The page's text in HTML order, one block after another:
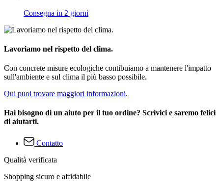
Consegna in 2 giorni
Lavoriamo nel rispetto del clima.
Con concrete misure ecologiche contibuiamo a mantenere l'impatto
sull'ambiente e sul clima il più basso possibile.
Qui puoi trovare maggiori informazioni.
Hai bisogno di un aiuto per il tuo ordine? Scrivici e saremo felici
di aiutarti.
Contatto
Qualità verificata
Shopping sicuro e affidabile